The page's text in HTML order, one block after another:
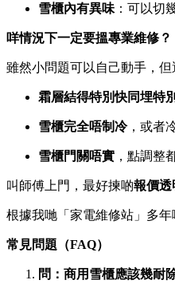
雪櫃內有異味 ：可以切
咩情況下一定要搵專業維修？
雖然小問題可以自己動手，
霜層結得特別快同埋特
雪櫃完全唔制冷，或者
雪櫃門關唔實 ，點調整
叫師傅上門，最好揀啲報價透
根據我哋「家電維修站」多
常見問題（FAQ）
問：商用雪櫃應該幾耐